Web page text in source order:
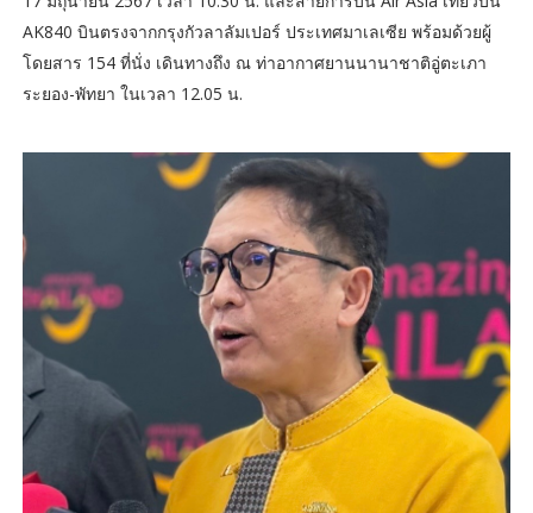
AK840 บินตรงจากกรุงกัวลาลัมเปอร์ ประเทศมาเลเซีย พร้อมด้วยผู้
โดยสาร 154 ที่นั่ง เดินทางถึง ณ ท่าอากาศยานนานาชาติอู่ตะเภา
ระยอง-พัทยา ในเวลา 12.05 น.